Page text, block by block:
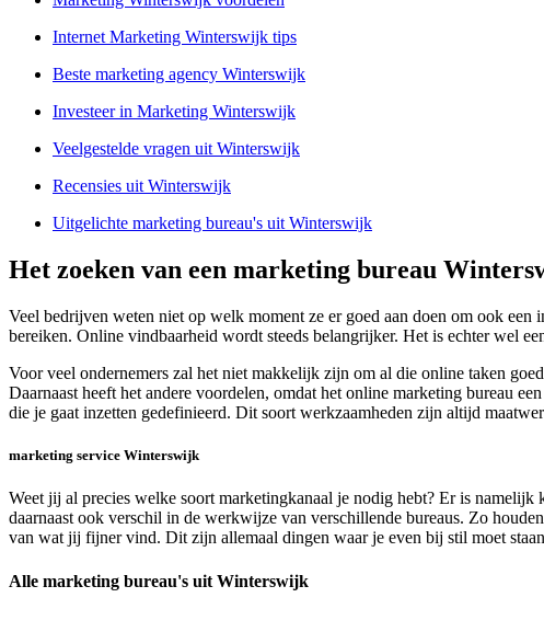
Internet Marketing Winterswijk tips
Beste marketing agency Winterswijk
Investeer in Marketing Winterswijk
Veelgestelde vragen uit Winterswijk
Recensies uit Winterswijk
Uitgelichte marketing bureau's uit Winterswijk
Het zoeken van een marketing bureau
Veel bedrijven weten niet op welk moment ze er goed aan doen om ook
bereiken. Online vindbaarheid wordt steeds belangrijker. Het is echter wel
Voor veel ondernemers zal het niet makkelijk zijn om al die online taken
Daarnaast heeft het andere voordelen, omdat het online marketing bureau
die je gaat inzetten gedefinieerd. Dit soort werkzaamheden zijn altijd
marketing service Winterswijk
Weet jij al precies welke soort marketingkanaal je nodig hebt? Er is
daarnaast ook verschil in de werkwijze van verschillende bureaus. Zo
van wat jij fijner vind. Dit zijn allemaal dingen waar je even bij stil moet
Alle marketing bureau's uit Winterswijk